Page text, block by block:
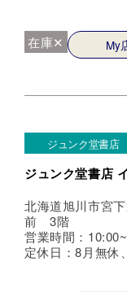
在庫✕ My
ジュンク堂書店
ジュンク堂書店
北海道旭川市宮
前 3階
営業時間：
定休日：8月無休